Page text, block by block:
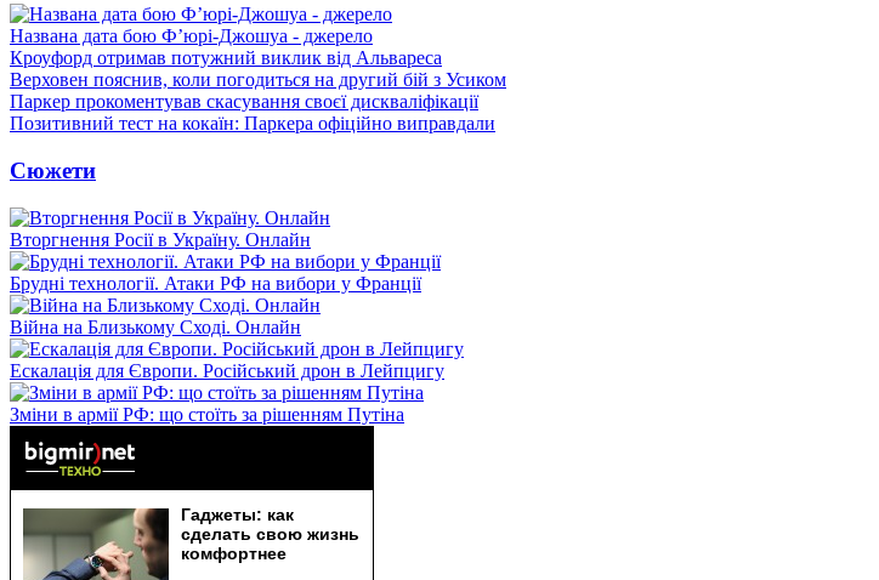
Названа дата бою Ф’юрі-Джошуа - джерело
Кроуфорд отримав потужний виклик від Альвареса
Верховен пояснив, коли погодиться на другий бій з Усиком
Паркер прокоментував скасування своєї дискваліфікації
Позитивний тест на кокаїн: Паркера офіційно виправдали
Сюжети
Вторгнення Росії в Україну. Онлайн
Брудні технології. Атаки РФ на вибори у Франції
Війна на Близькому Сході. Онлайн
Ескалація для Європи. Російський дрон в Лейпцигу
Зміни в армії РФ: що стоїть за рішенням Путіна